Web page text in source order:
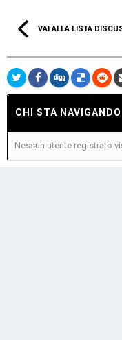
VAI ALLA LISTA
CHI STA
Nessun utente registrato